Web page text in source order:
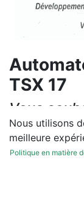
TSX 17
Vous
réparation
Nous utilisons
meilleure
Politique en matière